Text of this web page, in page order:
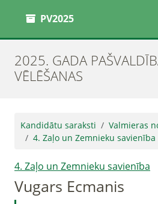
PV2025
2025. GADA
VĒLĒŠANAS
Kandidātu saraksti
Valmieras
4. Zaļo un Zemnieku savienība
4. Zaļo un Zemnieku savienība
Vugars Ecmanis